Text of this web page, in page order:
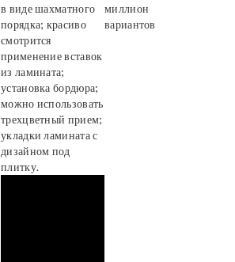
в виде шахматного
порядка; красиво
смотрится
применение вставок
из ламината;
установка бордюра;
можно использовать
трехцветный прием;
укладки ламината с
дизайном под
плитку.
миллион
вариантов